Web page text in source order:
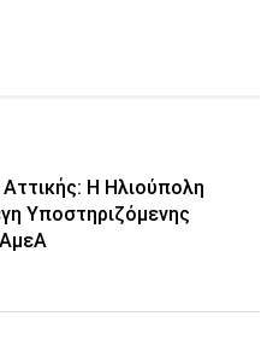
Αττικής: Η Ηλιούπολη
Υποστηριζόμενης